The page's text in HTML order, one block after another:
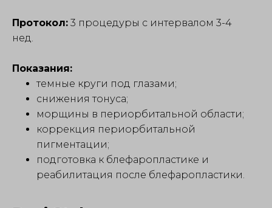
Протокол: 3 процедуры с интервалом 3-4
нед.
Показания:
темные круги под глазами;
снижения тонуса;
морщины в периорбитальной области;
коррекция периорбитальной
пигментации;
подготовка к блефаропластике и
реабилитация после блефаропластики.